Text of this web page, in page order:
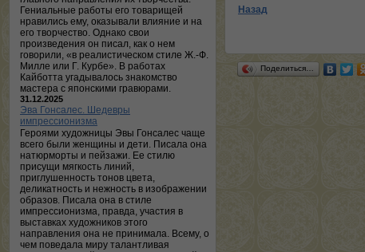
Гениальные работы его товарищей
нравились ему, оказывали влияние и на
его творчество. Однако свои
произведения он писал, как о нем
говорили, «в реалистическом стиле Ж.-Ф.
Милле или Г. Курбе». В работах
Кайботта угадывалось знакомство
мастера с японскими гравюрами.
31.12.2025
Эва Гонсалес. Шедевры
импрессионизма
Героями художницы Эвы Гонсалес чаще
всего были женщины и дети. Писала она
натюрморты и пейзажи. Ее стилю
присущи мягкость линий,
приглушенность тонов цвета,
деликатность и нежность в изображении
образов. Писала она в стиле
импрессионизма, правда, участия в
выставках художников этого
направления она не принимала. Всему, о
чем поведала миру талантливая
Назад
Поделиться…